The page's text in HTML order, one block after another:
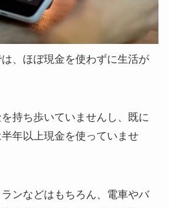
、ほぼ現金を使わずに生活が
持ち歩いていませんし、既に
年以上現金を使っていませ
ンなどはもちろん、電車やバ